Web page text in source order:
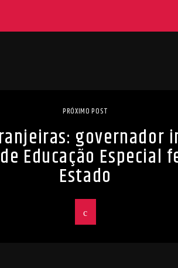
PRÓXIMO POST
governador
Educação Especial
Estado